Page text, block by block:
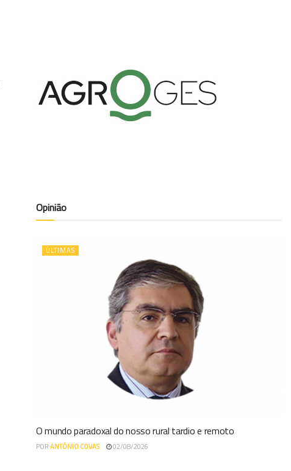
Opinião
ÚLTIMAS
O mundo paradoxal do nosso rural tardio e remoto
PORANTÓNIO COVAS 02/08/2026